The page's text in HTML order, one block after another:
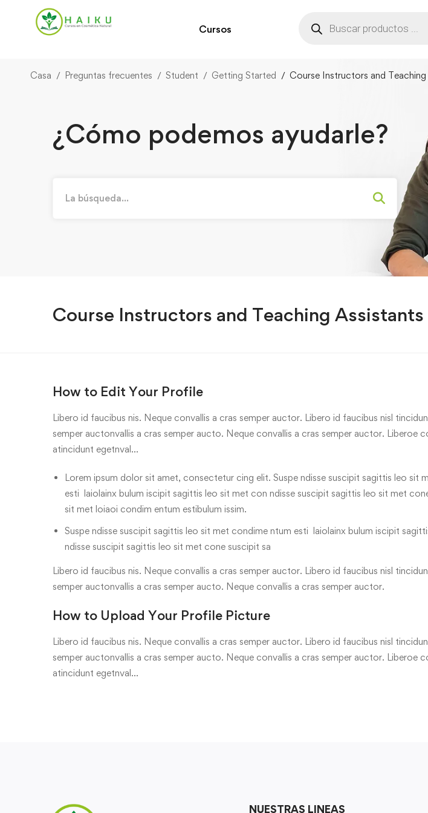
Cursos
Casa Preguntas frecuentes Student Getting Started Course Instructors and
¿Cómo podemos ayudarle?
Course Instructors and Teaching Assistants
How to Edit Your Profile
Libero id faucibus nis. Neque convallis a cras semper auctor. Libero id faucibus nisl
semper auctonvallis a cras semper aucto. Neque convallis a cras semper auctor. Liberoe
atincidunt egetnval…
Lorem ipsum dolor sit amet, consectetur cing elit. Suspe ndisse suscipit sagittis leo sit
esti laiolainx bulum iscipit sagittis leo sit met con ndisse suscipit sagittis leo sit met
sit met loiaoi condim entum estibulum issim.
Suspe ndisse suscipit sagittis leo sit met condime ntum esti laiolainx bulum iscipit
ndisse suscipit sagittis leo sit met cone suscipit sa
Libero id faucibus nis. Neque convallis a cras semper auctor. Libero id faucibus nisl
semper auctonvallis a cras semper aucto. Neque convallis a cras semper auctor.
How to Upload Your Profile Picture
Libero id faucibus nis. Neque convallis a cras semper auctor. Libero id faucibus nisl
semper auctonvallis a cras semper aucto. Neque convallis a cras semper auctor. Liberoe
atincidunt egetnval…
NUESTRAS LINEAS